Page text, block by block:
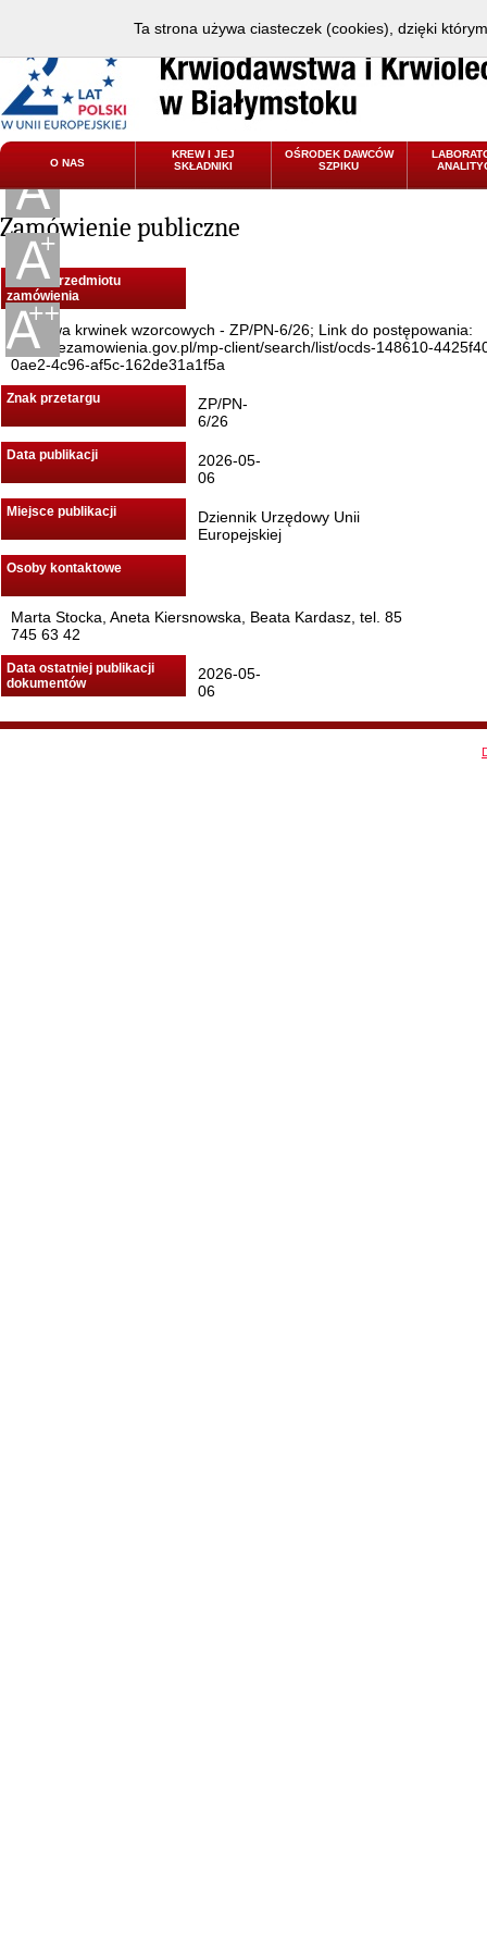
O NAS
KREW I JEJ
SKŁADNIKI
OŚRODEK DAWCÓW
SZPIKU
Zamówienie publiczne
Nazwa przedmiotu
zamówienia
Dostawa krwinek wzorcowych - ZP/PN-6/26; Link do postępowania:
https://ezamowienia.gov.pl/mp-client/search/list/ocds-148610-
0ae2-4c96-af5c-162de31a1f5a
Znak przetargu
ZP/PN-
6/26
Data publikacji
2026-05-
06
Miejsce publikacji
Dziennik Urzędowy Unii
Europejskiej
Osoby kontaktowe
Marta Stocka, Aneta Kiersnowska, Beata Kardasz, tel. 85
745 63 42
Data ostatniej publikacji
dokumentów
2026-05-
06
Ta strona używa ciasteczek (cookies), dzięki